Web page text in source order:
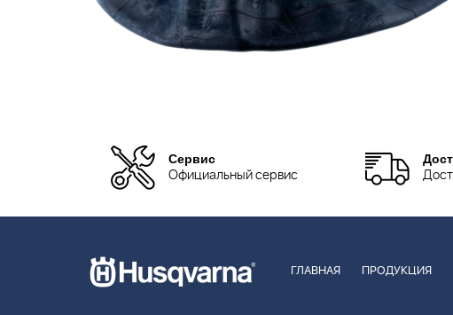
Сервис
Официальный сервис
ГЛАВНАЯ ПРОДУКЦИЯ